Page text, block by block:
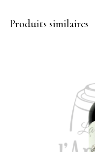
Produits similaires